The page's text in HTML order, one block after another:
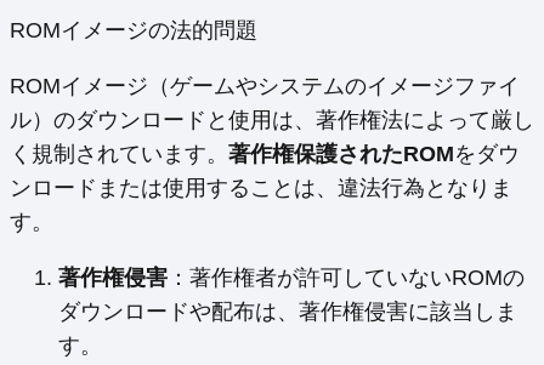
ROMイメージの法的問題
ROMイメージ（ゲームやシステムのイメージファイ
ル）のダウンロードと使用は、著作権法によって厳し
く規制されています。 著作権保護されたROMをダウ
ンロードまたは使用することは、違法行為となりま
す。
著作権侵害 ：著作権者が許可していないROMの
ダウンロードや配布は、著作権侵害に該当しま
す。